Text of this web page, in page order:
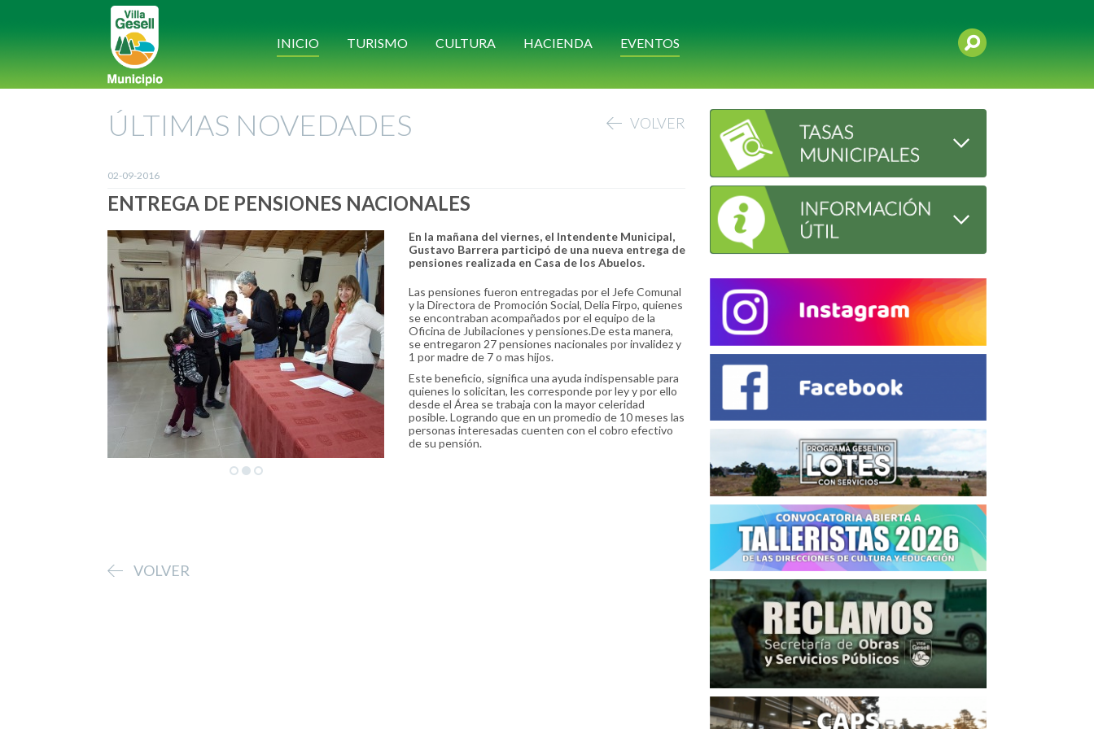
INICIO TURISMO CULTURA HACIENDA EVENTOS
ÚLTIMAS NOVEDADES VOLVER
02-09-2016
ENTREGA DE PENSIONES NACIONALES
En la mañana del viernes, el Intendente Municipal,
Gustavo Barrera participó de una nueva entrega de
pensiones realizada en Casa de los Abuelos.
Las pensiones fueron entregadas por el Jefe Comunal
y la Directora de Promoción Social, Delia Firpo, quienes
se encontraban acompañados por el equipo de la
Oficina de Jubilaciones y pensiones.De esta manera,
se entregaron 27 pensiones nacionales por invalidez y
1 por madre de 7 o mas hijos.
Este beneficio, significa una ayuda indispensable para
quienes lo solicitan, les corresponde por ley y por ello
desde el Área se trabaja con la mayor celeridad
posible. Logrando que en un promedio de 10 meses las
personas interesadas cuenten con el cobro efectivo
de su pensión.
VOLVER